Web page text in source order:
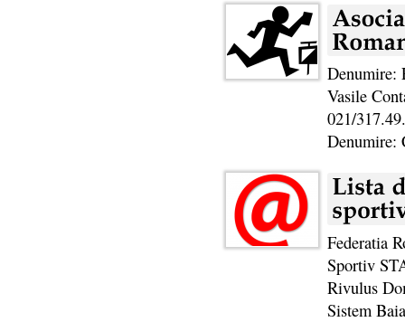
Denumire:
Vasile
021/
Federatia
Sportiv
Rivulus
Sistem